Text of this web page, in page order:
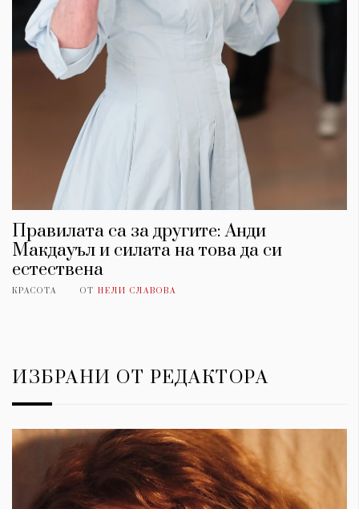
Правилата са за другите: Анди
Макдауъл и силата на това да си
естествена
КРАСОТА ОТ НЕЛИ СЛАВОВА
ИЗБРАНИ ОТ РЕДАКТОРА